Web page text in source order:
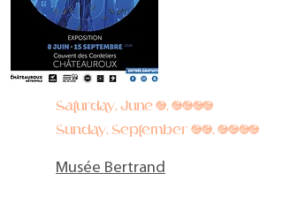
Saturday, June 8, 2024
Sunday, September 15, 2024
Musée Bertrand